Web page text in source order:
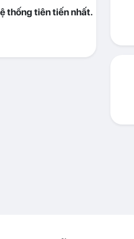
thống tiên tiến nhất.